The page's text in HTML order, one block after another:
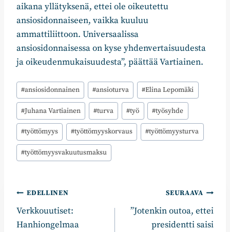
aikana yllätyksenä, ettei ole oikeutettu
ansiosidonnaiseen, vaikka kuuluu
ammattiliittoon. Universaalissa
ansiosidonnaisessa on kyse yhdenvertaisuudesta
ja oikeudenmukaisuudesta”, päättää Vartiainen.
Avainsanat:
#ansiosidonnainen #ansioturva #Elina Lepomäki
#Juhana Vartiainen #turva #työ #työsyhde
#työttömyys #työttömyyskorvaus #työttömyysturva
#työttömyysvakuutusmaksu
Artikkelien
selaus
EDELLINEN
Verkkouutiset:
Hanhiongelmaa
SEURAAVA
”Jotenkin outoa, ettei
presidentti saisi